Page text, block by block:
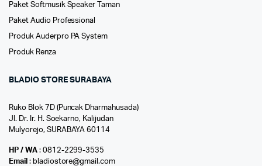
Paket Softmusik Speaker Taman
Paket Audio Professional
Produk Auderpro PA System
Produk Renza
BLADIO STORE SURABAYA
Ruko Blok 7D (Puncak Dharmahusada)
Jl. Dr. Ir. H. Soekarno, Kalijudan
Mulyorejo, SURABAYA 60114
HP / WA: 0812-2299-3535
Email : bladiostore@gmail.com